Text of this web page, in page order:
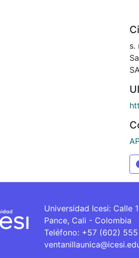
s.
Universidad Icesi: Calle
Pance, Cali - Colombia
Teléfono: +57 (602)